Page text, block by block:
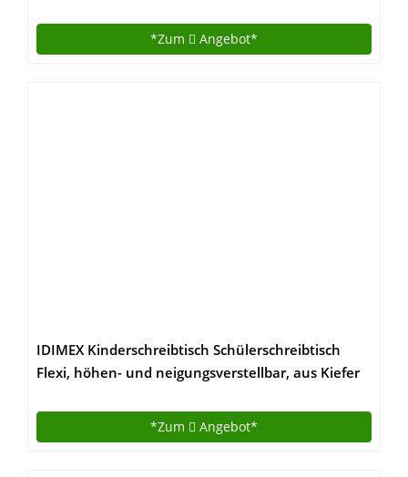
Arbeitstisch 160 x 80 cm, Lichtgrau
*Zum Angebot*
IDIMEX Kinderschreibtisch Schülerschreibtisch
Flexi, höhen- und neigungsverstellbar, aus Kiefer
*Zum Angebot*